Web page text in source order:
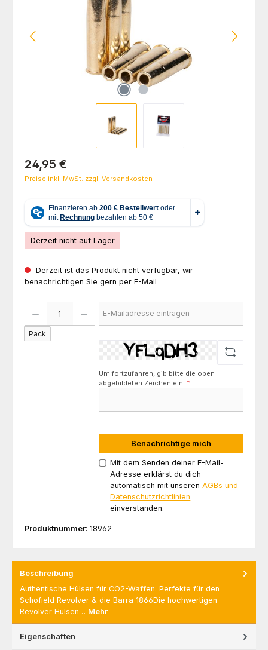
Regulärer Preis:
24,95 €
Preise inkl. MwSt. zzgl. Versandkosten
Derzeit nicht auf Lager
Derzeit ist das Produkt nicht verfügbar, wir
benachrichtigen Sie gern per E-Mail
Pack
Um fortzufahren, gib bitte die oben
abgebildeten Zeichen ein.*
Benachrichtige mich
Mit dem Senden deiner E-Mail-
Adresse erklärst du dich
automatisch mit unserenAGBs und
Datenschutzrichtlinien
einverstanden.
Produktnummer: 18962
Beschreibung
Authentische Hülsen für CO2-Waffen: Perfekte für den
Schofield Revolver & die Barra 1866Die hochwertigen
Revolver Hülsen… Mehr
Eigenschaften